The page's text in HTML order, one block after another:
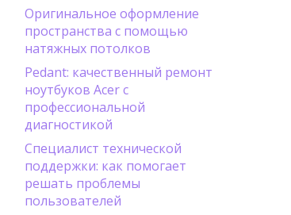
Оригинальное оформление
пространства с помощью
натяжных потолков
Pedant: качественный ремонт
ноутбуков Acer с
профессиональной
диагностикой
Специалист технической
поддержки: как помогает
решать проблемы
пользователей